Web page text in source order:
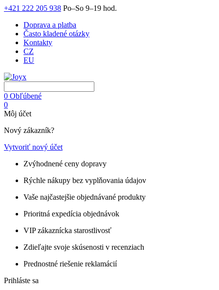
+421 222 205 938 Po–So 9–19 hod.
Doprava a platba
Často kladené otázky
Kontakty
CZ
EU
0 Obľúbené
0
Môj účet
Nový zákazník?
Vytvoriť nový účet
Zvýhodnené ceny dopravy
Rýchle nákupy bez vyplňovania údajov
Vaše najčastejšie objednávané produkty
Prioritná expedícia objednávok
VIP zákaznícka starostlivosť
Zdieľajte svoje skúsenosti v recenziach
Prednostné riešenie reklamácií
Prihláste sa